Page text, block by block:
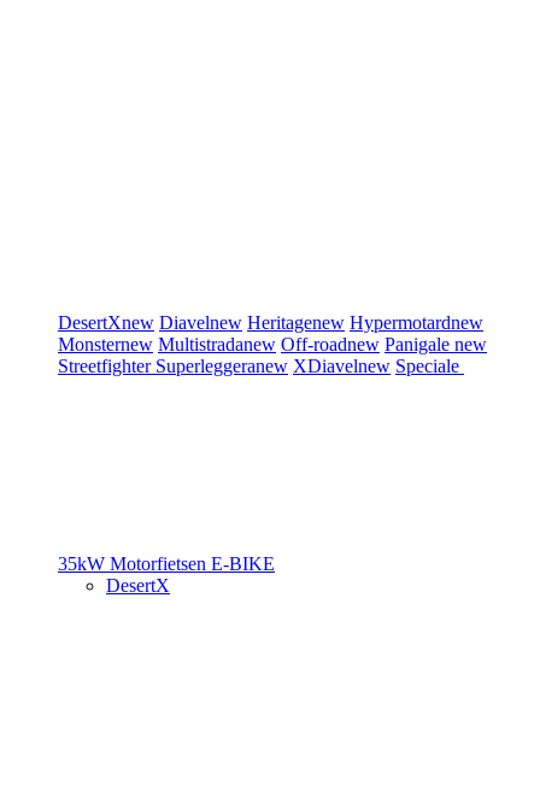
DesertXnew Diavelnew Heritagenew Hypermotardnew
Monsternew Multistradanew Off-roadnew Panigale new
Streetfighter Superleggeranew XDiavelnew Speciale
35kW Motorfietsen E-BIKE
DesertX